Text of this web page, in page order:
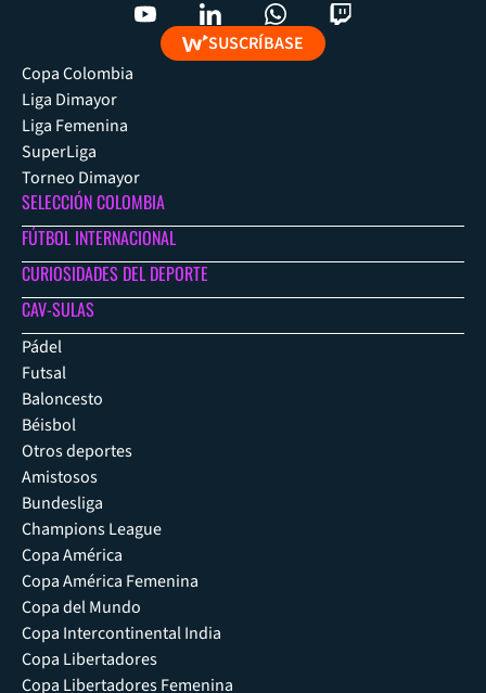
SUSCRÍBASE
Copa Colombia
Liga Dimayor
Liga Femenina
SuperLiga
Torneo Dimayor
SELECCIÓN COLOMBIA
FÚTBOL INTERNACIONAL
CURIOSIDADES DEL DEPORTE
CAV-SULAS
Pádel
Futsal
Baloncesto
Béisbol
Otros deportes
Amistosos
Bundesliga
Champions League
Copa América
Copa América Femenina
Copa del Mundo
Copa Intercontinental India
Copa Libertadores
Copa Libertadores Femenina